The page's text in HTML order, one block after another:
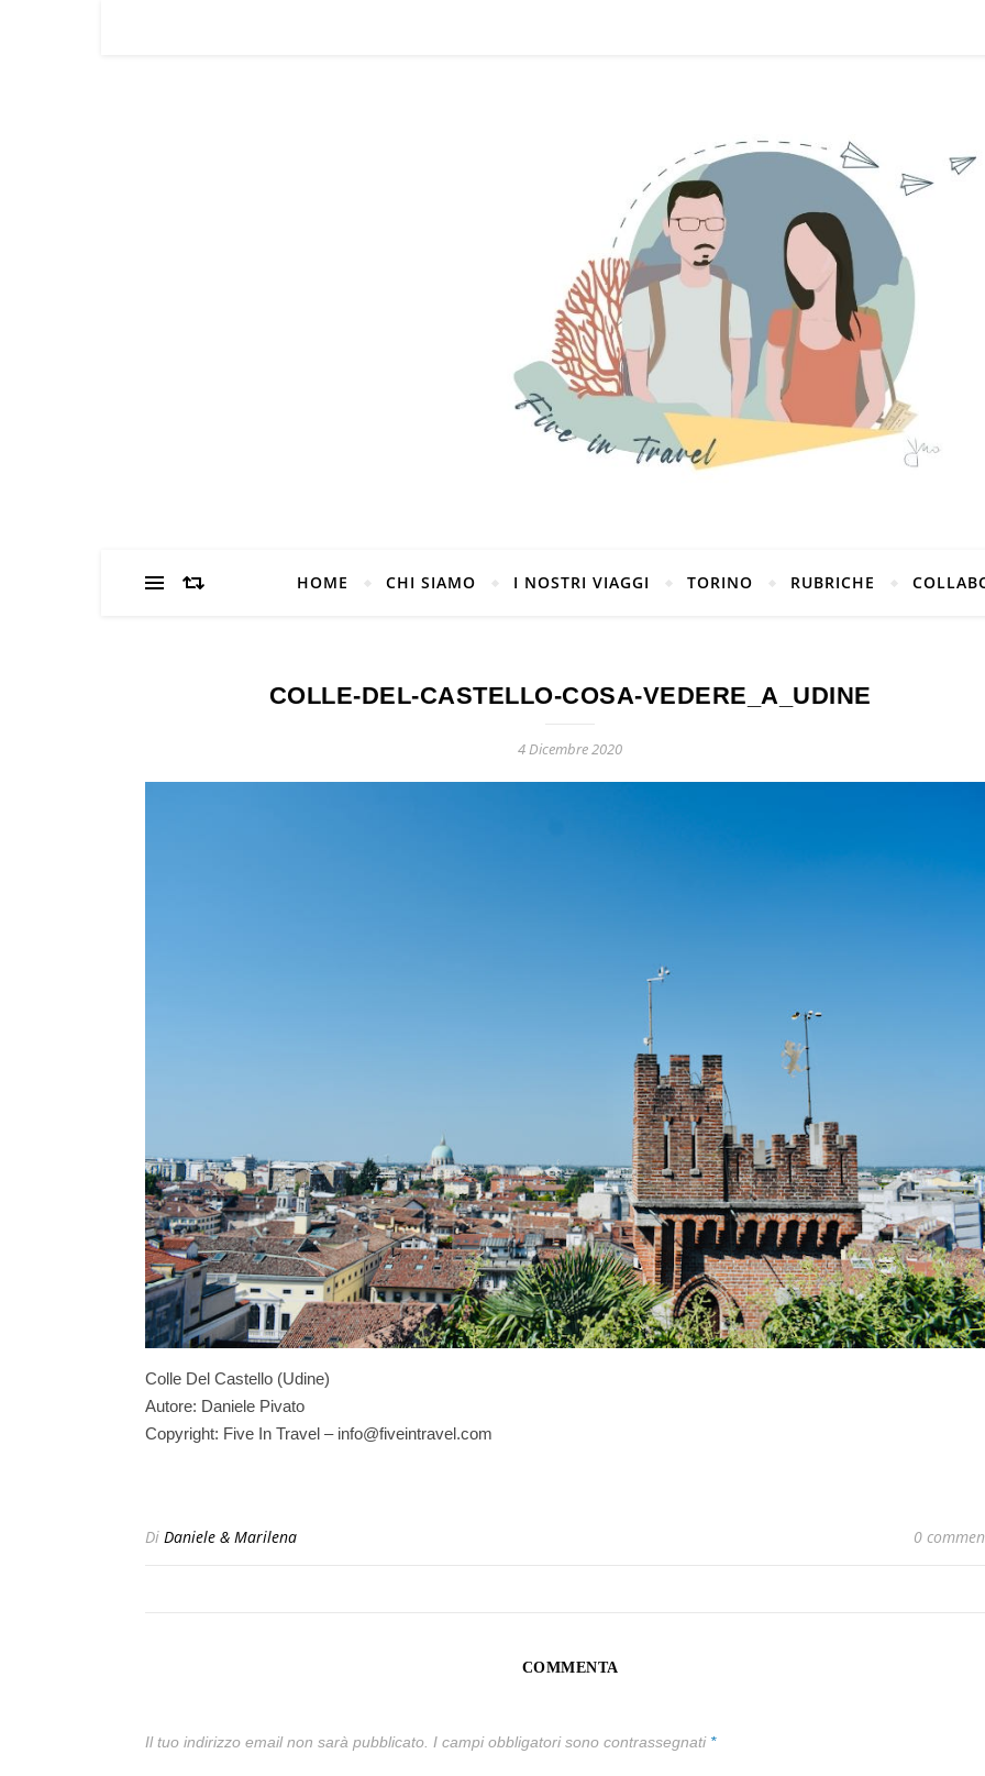
HOME CHI SIAMO I NOSTRI VIAGGI TORINO RUBRICHE
COLLE-DEL-CASTELLO-COSA-VEDERE_A_UDINE
4 Dicembre 2020
Colle Del Castello (Udine)
Autore: Daniele Pivato
Copyright: Five In Travel – info@fiveintravel.com
Di Daniele & Marilena 0
COMMENTA
Il tuo indirizzo email non sarà pubblicato. I campi obbligatori sono contrassegnati *